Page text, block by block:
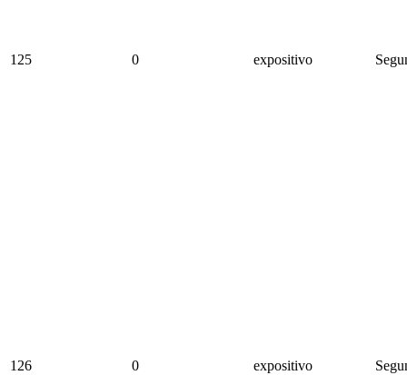
125 0 expositivo
126 0 expositivo